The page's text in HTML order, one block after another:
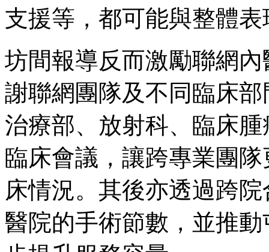
支援等，都可能與整體
坊間報導反而激勵聯網
謝聯網團隊及不同臨床
治療部、放射科、臨床
臨床會議，讓跨專業團
床情況。其後亦透過跨
醫院的手術節數，並推